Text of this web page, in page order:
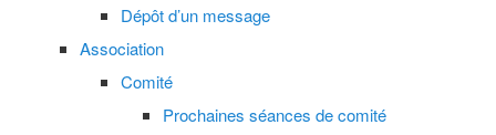
Dépôt d’un message
Association
Comité
Prochaines séances de comité